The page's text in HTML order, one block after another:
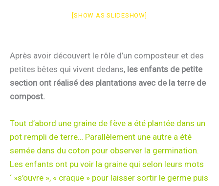
[SHOW AS SLIDESHOW]
Après avoir découvert le rôle d’un composteur et des
petites bêtes qui vivent dedans, les enfants de petite
section ont réalisé des plantations avec de la terre de
compost.
Tout d’abord une graine de fève a été plantée dans un
pot rempli de terre… Parallèlement une autre a été
semée dans du coton pour observer la germination.
Les enfants ont pu voir la graine qui selon leurs mots
‘ »s’ouvre », « craque » pour laisser sortir le germe puis